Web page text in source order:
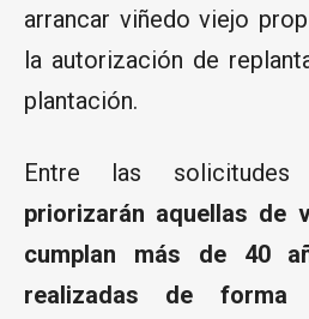
arrancar viñedo viejo
la autorización de
plantación.
Entre las solicitudes
priorizarán aquellas de
cumplan más de 40
realizadas de